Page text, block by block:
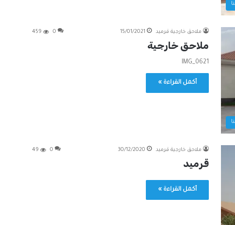
ملاحق خارجية قرميد 15/01/2021
0
459
ملاحق خارجية
IMG_0621
أكمل القراءة »
ملاحق خارجية قرميد 30/12/2020
0
49
قرميد
أكمل القراءة »